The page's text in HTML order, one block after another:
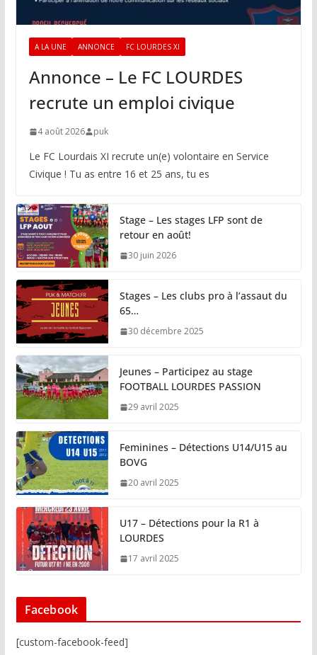
A LA UNE ANNONCE FC LOURDES XI
Annonce – Le FC LOURDES
recrute un emploi civique
4 août 2026 puk
Le FC Lourdais XI recrute un(e) volontaire en Service
Civique ! Tu as entre 16 et 25 ans, tu es
Stage – Les stages LFP sont de
retour en août!
30 juin 2026
Stages – Les clubs pro à l’assaut du
65…
30 décembre 2025
Jeunes – Participez au stage
FOOTBALL LOURDES PASSION
29 avril 2025
Feminines – Détections U14/U15 au
BOVG
20 avril 2025
U17 – Détections pour la R1 à
LOURDES
17 avril 2025
Facebook
[custom-facebook-feed]